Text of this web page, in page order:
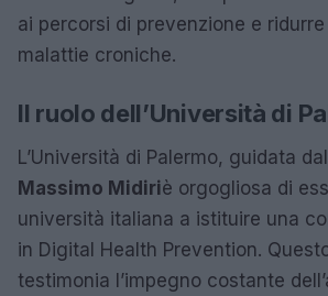
ai percorsi di prevenzione e ridurre
malattie croniche.
Il ruolo dell’Università di
L’Università di Palermo, guidata
Massimo Midiriè orgogliosa di
università italiana a istituire una
in Digital Health Prevention.
testimonia l’impegno costante